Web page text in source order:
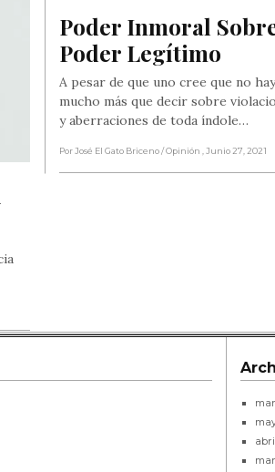
Poder Inmoral
Poder Legítimo
A pesar de que uno cree que no hay
mucho más que decir sobre
y aberraciones de toda índole…
Por José El Gato Briceno/ Opinión , Junio 27, 2021